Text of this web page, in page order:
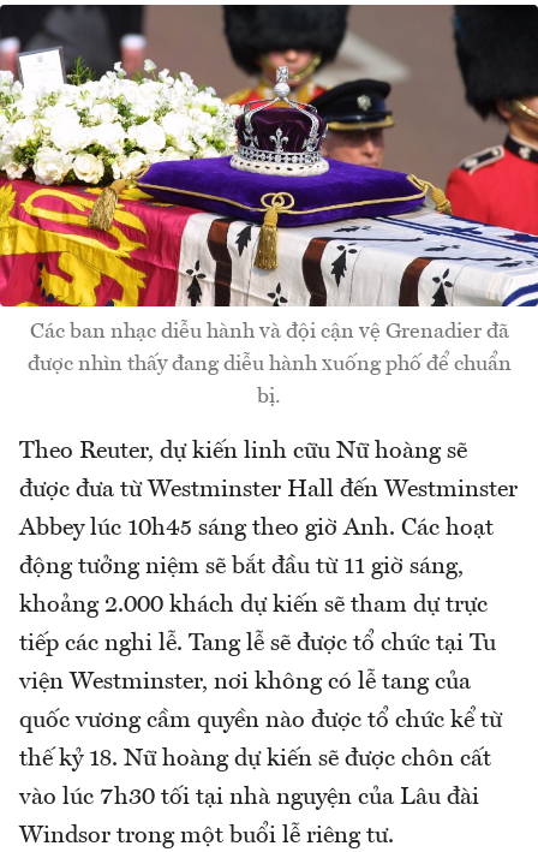
Các ban nhạc diễu hành và đội cận vệ Grenadier đã
được nhìn thấy đang diễu hành xuống phố để chuẩn
bị.
Theo Reuter, dự kiến linh cữu Nữ hoàng sẽ
được đưa từ Westminster Hall đến Westminster
Abbey lúc 10h45 sáng theo giờ Anh. Các hoạt
động tưởng niệm sẽ bắt đầu từ 11 giờ sáng,
khoảng 2.000 khách dự kiến ​​sẽ tham dự trực
tiếp các nghi lễ. Tang lễ sẽ được tổ chức tại Tu
viện Westminster, nơi không có lễ tang của
quốc vương cầm quyền nào được tổ chức kể từ
thế kỷ 18. Nữ hoàng dự kiến ​​sẽ được chôn cất
vào lúc 7h30 tối tại nhà nguyện của Lâu đài
Windsor trong một buổi lễ riêng tư.